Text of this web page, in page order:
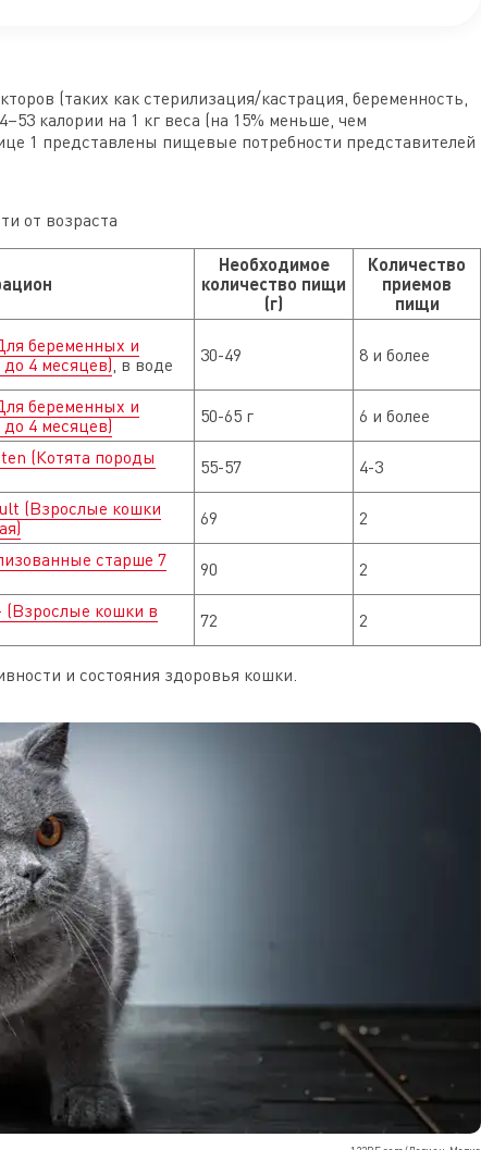
(таких как стерилизация/кастрация, беременность,
калории на 1 кг веса (на 15% меньше, чем
1 представлены пищевые потребности представителей
от возраста
Необходимое
количество пищи
(г)
Количество
приемов
пищи
беременных и
4 месяцев), в воде 30-49 8 и более
беременных и
4 месяцев)
50-65 г 6 и более
(Котята породы
55-57 4-3
(Взрослые кошки
69 2
старше 7
90 2
(Взрослые кошки в
72 2
и состояния здоровья кошки.